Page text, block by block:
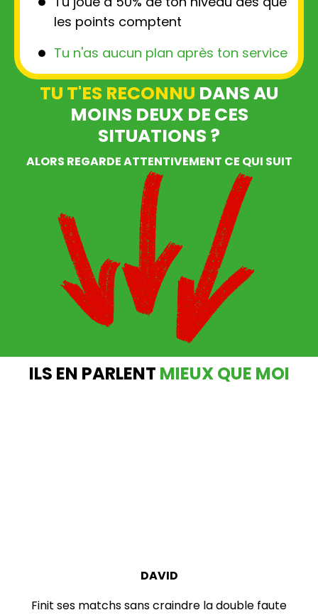
les points comptent
Tu n'as aucun plan après ton service
TU T'ES RECONNU DANS AU
MOINS DEUX DE CES
SITUATIONS ?
ALORS REGARDE ATTENTIVEMENT CE QUI SUIT
ILS EN PARLENT MIEUX QUE MOI
DAVID
Finit ses matchs sans craindre la double faute